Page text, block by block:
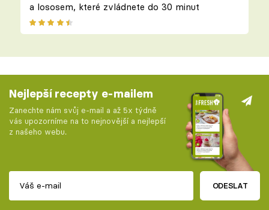
a lososem, které zvládnete do 30 minut
Nejlepší recepty e-mailem
Zanechte nám svůj e-mail a až 5x týdně
vás upozorníme na to nejnovější a nejlepší
z našeho webu.
ODESLAT